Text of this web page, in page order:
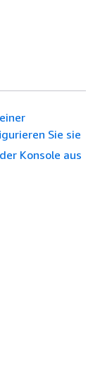
Sie sie
Konsole aus